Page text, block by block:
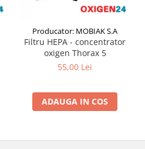
Producator: MOBIAK S.A
Filtru HEPA - concentrator
oxigen Thorax 5
55,00 Lei
ADAUGA IN COS